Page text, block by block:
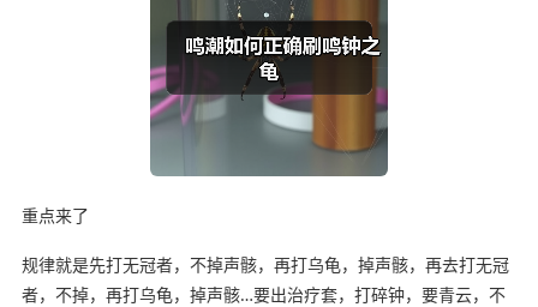
重点来了
规律就是先打无冠者，不掉声骸，再打乌龟，掉声骸，再去打无冠
者，不掉，再打乌龟，掉声骸…要出治疗套，打碎钟，要青云，不